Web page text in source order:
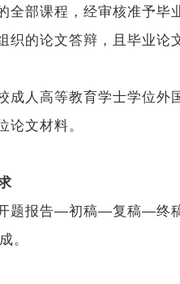
全部课程，经审核准予毕
织的论文答辩，且毕业论
成人高等教育学士学位外
论文材料。
题报告—初稿—复稿—终
。